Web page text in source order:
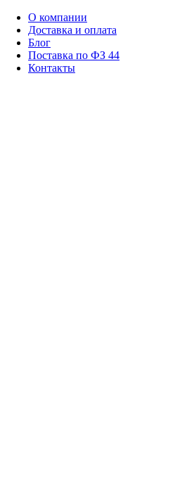
О компании
Доставка и оплата
Блог
Поставка по ФЗ 44
Контакты